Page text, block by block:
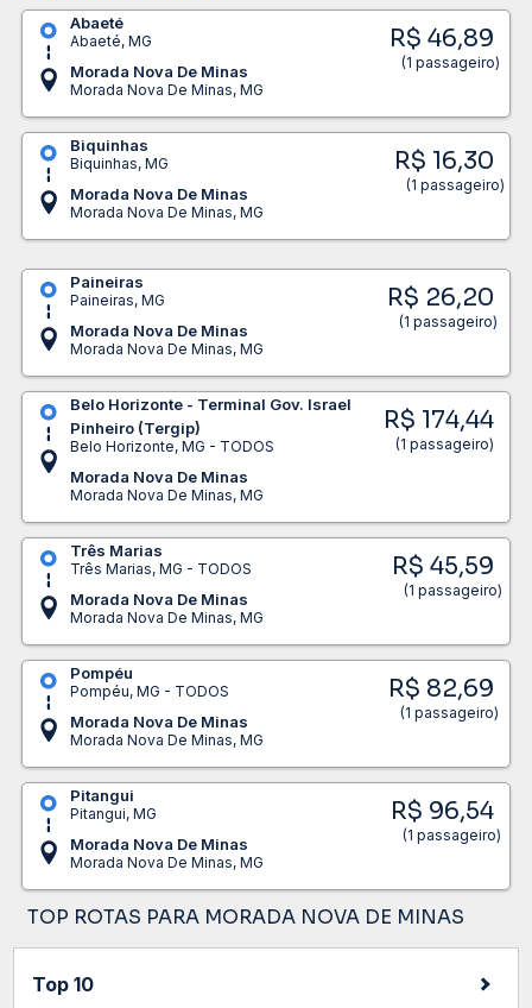
Abaeté
Abaeté, MG
Morada Nova De Minas
Morada Nova De Minas, MG
R$ 46,89
(1 passageiro)
Biquinhas
Biquinhas, MG
Morada Nova De Minas
Morada Nova De Minas, MG
R$ 16,30
(1 passageiro)
Paineiras
Paineiras, MG
Morada Nova De Minas
Morada Nova De Minas, MG
R$ 26,20
(1 passageiro)
Belo Horizonte - Terminal Gov. Israel
Pinheiro (Tergip)
Belo Horizonte, MG - TODOS
Morada Nova De Minas
Morada Nova De Minas, MG
R$ 174,44
(1 passageiro)
Três Marias
Três Marias, MG - TODOS
Morada Nova De Minas
Morada Nova De Minas, MG
R$ 45,59
(1 passageiro)
Pompéu
Pompéu, MG - TODOS
Morada Nova De Minas
Morada Nova De Minas, MG
R$ 82,69
(1 passageiro)
Pitangui
Pitangui, MG
Morada Nova De Minas
Morada Nova De Minas, MG
R$ 96,54
(1 passageiro)
TOP ROTAS PARA MORADA NOVA DE MINAS
Top 10